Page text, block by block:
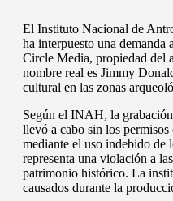
El Instituto Nacional de
ha interpuesto una demanda
Circle Media, propiedad del
nombre real es Jimmy
cultural en las zonas
Según el INAH, la
llevó a cabo sin los
mediante el uso indebido de
representa una violación a
patrimonio histórico. La
causados durante la